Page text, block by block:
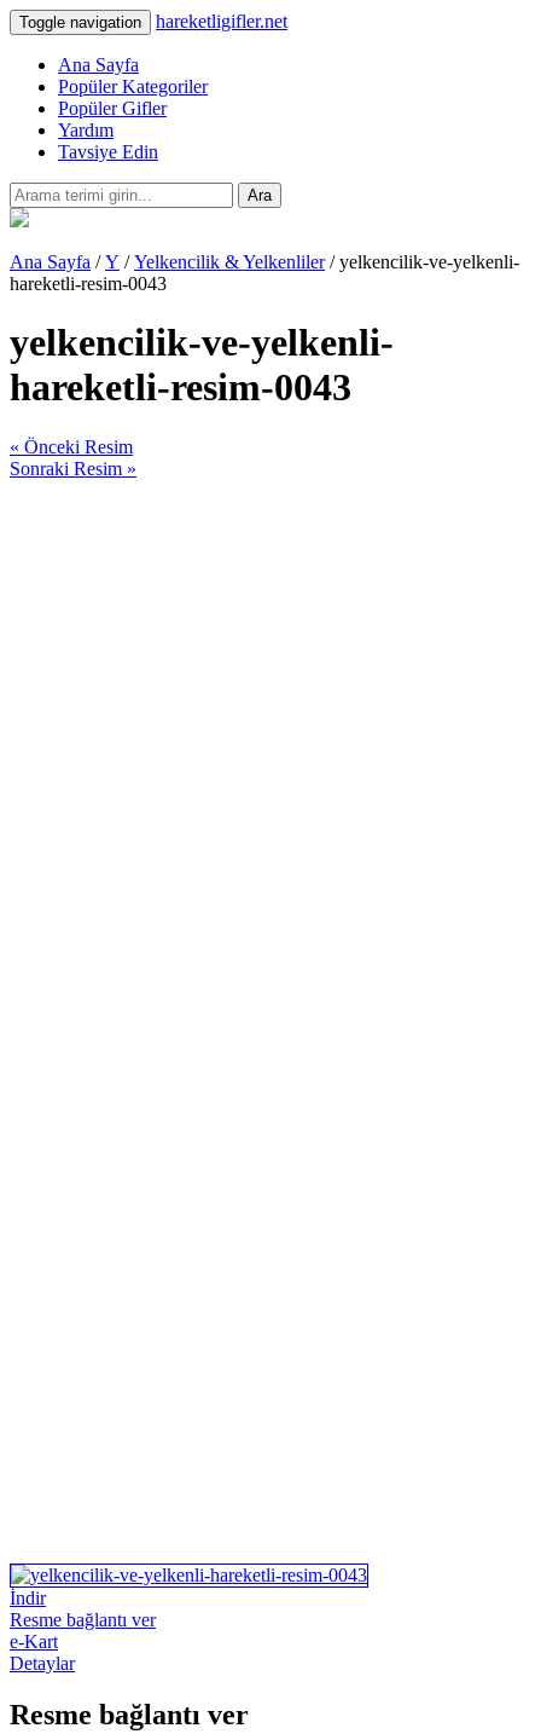
Toggle navigation hareketligifler.net
Ana Sayfa
Popüler Kategoriler
Popüler Gifler
Yardım
Tavsiye Edin
Ara
Ana Sayfa /Y /Yelkencilik & Yelkenliler/ yelkencilik-ve-yelkenli-
hareketli-resim-0043
yelkencilik-ve-yelkenli-
hareketli-resim-0043
« Önceki Resim
Sonraki Resim »
İndir
Resme bağlantı ver
e-Kart
Detaylar
Resme bağlantı ver